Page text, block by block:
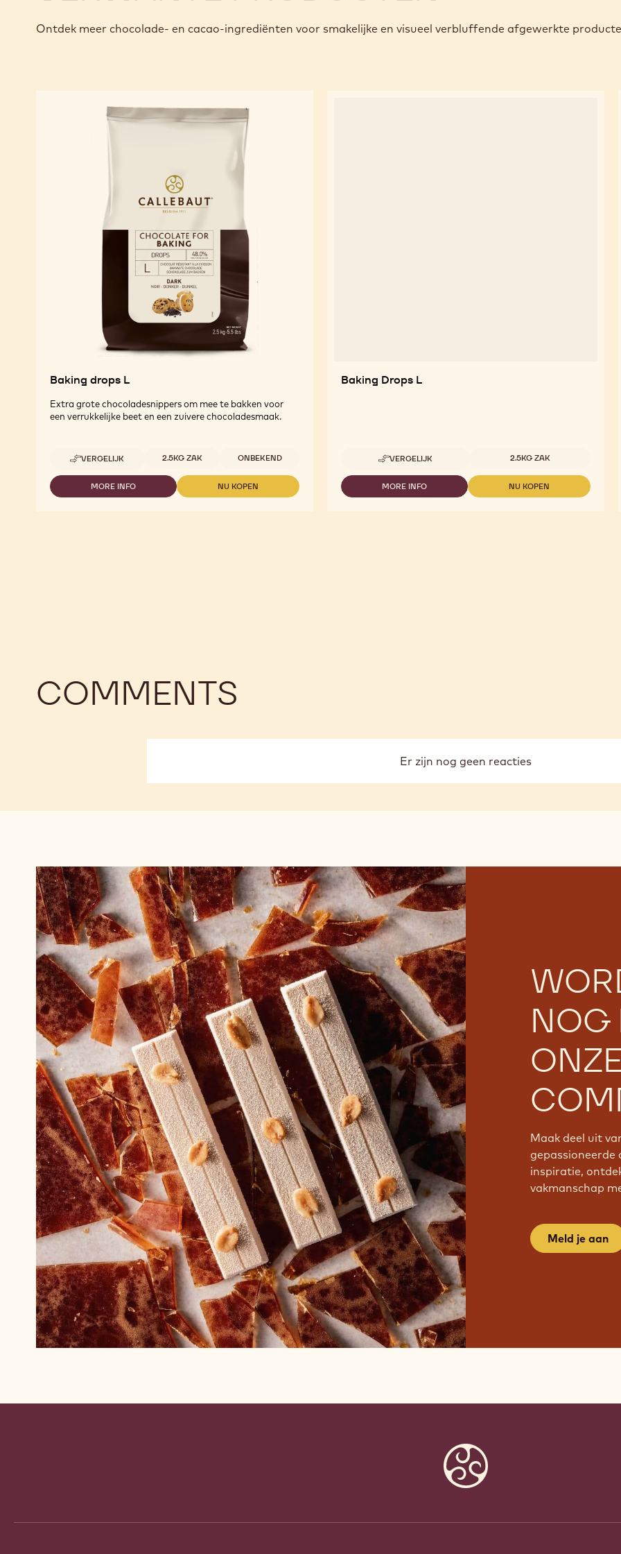
Ontdek meer chocolade- en cacao-ingrediënten voor smakelijke en visueel verbluffende afgewerkte
Baking drops L
Extra grote chocoladesnippers om mee te bakken voor
een verrukkelijke beet en een zuivere chocoladesmaak.
VERGELIJK
-
BAKING
DROPS
L
Beschikbare maten
2.5KG ZAK ONBEKEND
MORE INFO
-
NU KOPEN
-
Baking Drops L
VERGELIJK
-
BAKING
DROPS
L
Beschikbare maten
2.5KG ZAK
MORE INFO
-
NU KOPEN
-
COMMENTS
Er zijn nog geen reacties
NOG
Maak deel uit
gepassioneerde
inspiratie,
vakmanschap
Meld je aan